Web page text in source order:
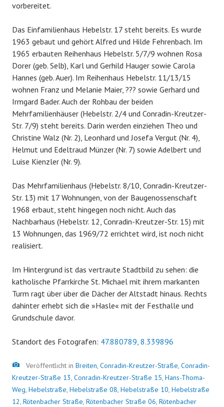
vorbereitet.
Das Einfamilienhaus Hebelstr. 17 steht bereits. Es wurde
1963 gebaut und gehört Alfred und Hilde Fehrenbach. Im
1965 erbauten Reihenhaus Hebelstr. 5/7/9 wohnen Rosa
Dorer (geb. Selb), Karl und Gerhild Hauger sowie Carola
Hannes (geb. Auer). Im Reihenhaus Hebelstr. 11/13/15
wohnen Franz und Melanie Maier, ??? sowie Gerhard und
Irmgard Bader. Auch der Rohbau der beiden
Mehrfamilienhäuser (Hebelstr. 2/4 und Conradin-Kreutzer-
Str. 7/9) steht bereits. Darin werden einziehen Theo und
Christine Walz (Nr. 2), Leonhard und Josefa Vergut (Nr. 4),
Helmut und Edeltraud Münzer (Nr. 7) sowie Adelbert und
Luise Kienzler (Nr. 9).
Das Mehrfamilienhaus (Hebelstr. 8/10, Conradin-Kreutzer-
Str. 13) mit 17 Wohnungen, von der Baugenossenschaft
1968 erbaut, steht hingegen noch nicht. Auch das
Nachbarhaus (Hebelstr. 12, Conradin-Kreutzer-Str. 15) mit
13 Wohnungen, das 1969/72 errichtet wird, ist noch nicht
realisiert.
Im Hintergrund ist das vertraute Stadtbild zu sehen: die
katholische Pfarrkirche St. Michael mit ihrem markanten
Turm ragt über über die Dächer der Altstadt hinaus. Rechts
dahinter erhebt sich die »Hasle« mit der Festhalle und
Grundschule davor.
Standort des Fotografen: 47.880789, 8.339896
Bild
Veröffentlicht in Breiten, Conradin-Kreutzer-Straße, Conradin-
Kreutzer-Straße 13, Conradin-Kreutzer-Straße 15, Hans-Thoma-
Weg, Hebelstraße, Hebelstraße 08, Hebelstraße 10, Hebelstraße
12, Rötenbacher Straße, Rötenbacher Straße 06, Rötenbacher